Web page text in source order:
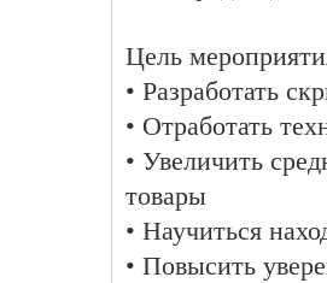
Цель
• Разработать
• Отработать
• Увеличить
товары
• Научиться
• Повысить